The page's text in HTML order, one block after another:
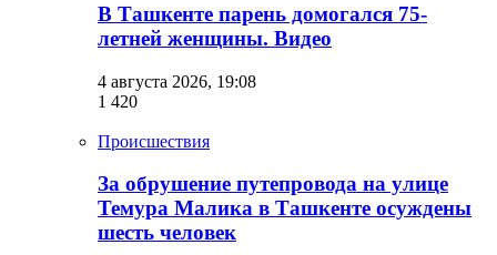
В Ташкенте парень домогался 75-
летней женщины. Видео
4 августа 2026, 19:08
1 420
Происшествия
За обрушение путепровода на улице
Темура Малика в Ташкенте осуждены
шесть человек